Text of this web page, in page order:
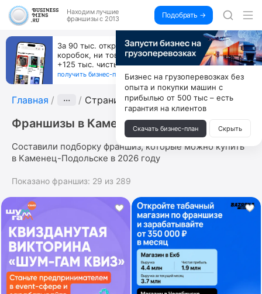
Находим лучшие
франшизы с 2013
Подобрать →
За 90 тыс. открой магазин на Авито, дома ни
коробок, ни товара, ни склада, зато каждый месяц
+125 тыс. чистыми
получить бизнес-план ↓
Главная ··· Страница 8
Франшизы в Каменец-Подольске
Составили подборку франшиз, которые можно купить
в Каменец-Подольске в 2026 году
Показано франшиз: 29 из 289
Бизнес на грузоперевозках без
опыта и покупки машин с
прибылью от 500 тыс – есть
гарантия на клиентов
Скачать бизнес-план Скрыть